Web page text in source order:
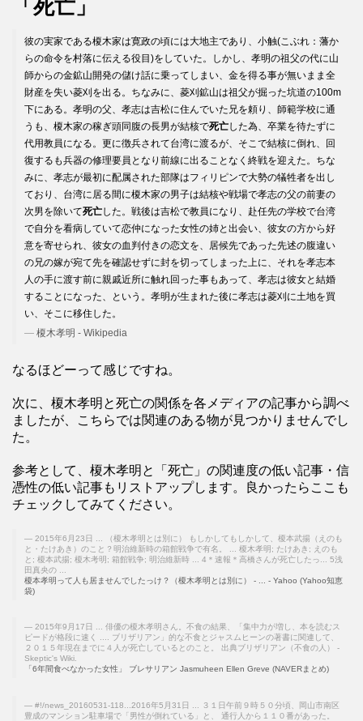
「死亡」
彼の実家である榎木家は寛政の頃には大地主であり、小触(こぶれ：藩か
らの命令を村落に伝える役目)をしていた。しかし、孝明の祖父の代に山
師からの金鉱山開発の儲け話に乗ってしまい、金を得る事が無いまま全
財産を失い菱刈を出る。ちなみに、菱刈鉱山は祖父が掘った坑道の100m
下にある。孝明の父、孝志は吉松に住んでいた兄を頼り、師範学校に通
うも、榎木家の稼ぎ頭同腹の長男が結核で死亡した為、卒業を待たずに
代用教員になる。更に徴兵されて台湾に渡るが、そこで結核に倒れ、回
復するも兵器の修理要員となり前線に出ることなく終戦を迎えた。ちな
みに、孝志が最初に配属された部隊はフィリピンで大勢の犠牲者を出し
ており、台湾に居る間に榎木家の男子は結核や戦場で孝志の父の前妻の
次男を除いて死亡した。戦後は吉松で教員になり、赴任先の学校で台湾
で自分を看病していて恋仲になった女性の姉と出会い、彼女の方から好
意を寄せられ、彼女の血判付きの恋文を、居候先であった先述の腹違い
の兄の嫁が宛て先を確認せずに封を切ってしまった上に、それを孝志本
人の手に渡す前に親戚近所に触れ回った事もあって、孝志は彼女と結婚
することになった、という。孝明が生まれた後に孝志は菱刈に土地を買
い、そこに移住した。
榎木孝明 - Wikipedia
なるほどーって感じですね。
次に、榎木孝明と死亡の関係を各メディアの記事から調べ
ましたが、こちらでは関連のある物が見つかりませんでし
た。
参考として、榎木孝明と「死亡」の関連度の低い記事・信
憑性の低い記事もリストアップします。良かったらここも
チェックしてみてください。
2015年6月23日 ... （榎木孝明とは別に） もしかしてもしかして、榎本武揚（えのも
と・たけあき）のこと？明治維新時の箱館戦争で有名。 ... 榎木孝明; たけあき; えのも
と; 榎本武揚; 榎木考明; 箱館戦争; 明治維新時 ... 4＊速報＊高橋さんが死亡したっ... 5浅
田真央の ...
榎本孝明って人も居ませんでしたっけ？（榎木孝明とは別に） - ... - Yahoo (Yahoo知恵
袋)
2015年9月17日 ... 俳優の榎木孝明さん。不食の結果、「集中力が増し、本を読むス
ピードが格段に速く .... ブリザリアン」的な不食とジャスムヒーンの著書に関連して、
２０１５年現在までに４人が死亡しているとのこと。 出典ブリザリアン（不食の人） -
Skeptic's Wiki.
「6年間食べなかった女性」 ブレサリアン Jasmuheen Ellen Greve (NAVERまとめ)
#!/news_20160531-118...2016年5月31日 ... ３１日午前９時５０分頃、岡山市南区
豊成のマンション駐車場で「男性が倒れている」と、 通行人から１１０番があった。